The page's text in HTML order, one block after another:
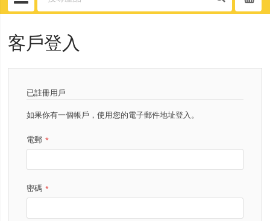
客戶登入
已註冊用戶
如果你有一個帳戶，使用您的電子郵件地址登入。
電郵
密碼